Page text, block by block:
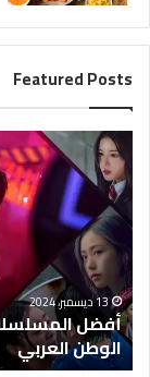
Featured Posts
أ
ف
ض
ل
ا
ل
م
س
ل
س
13 ديسمبر، 2024
الوطن العربي